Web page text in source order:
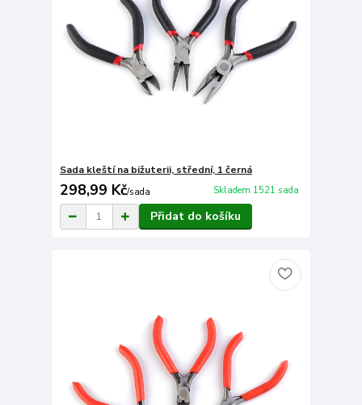
Sada kleští na bižuterii, střední, 1 černá
298,99 Kč/sada Skladem 1521 sada
Přidat do košíku